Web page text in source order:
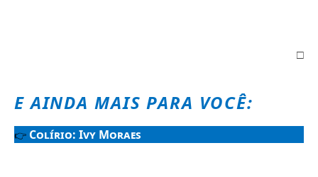
□
E AINDA MAIS PARA VOCÊ:
👉 Colírio: Ivy Moraes